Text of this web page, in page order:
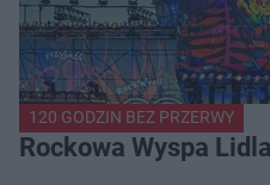
120 GODZIN BEZ PRZERWY
Rockowa Wyspa